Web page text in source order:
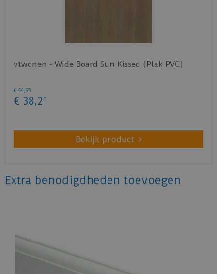
vtwonen - Wide Board Sun Kissed (Plak PVC)
€ 44,95
€ 38,21
Bekijk product
Extra benodigdheden toevoegen